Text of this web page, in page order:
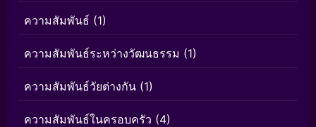
ความสัมพันธ์ (1)
ความสัมพันธ์ระหว่างวัฒนธรรม (1)
ความสัมพันธ์วัยต่างกัน (1)
ความสัมพันธ์ในครอบครัว (4)